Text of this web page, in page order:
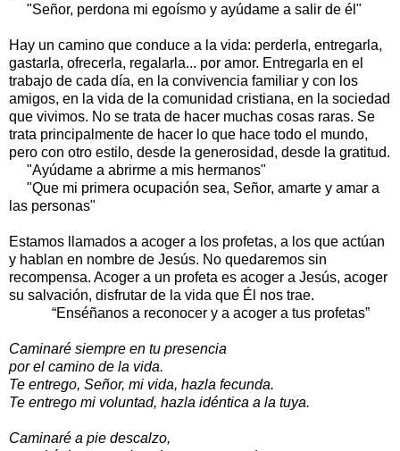
"Señor, perdona mi egoísmo y ayúdame a salir de él"
Hay un camino que conduce a la vida: perderla, entregarla,
gastarla, ofrecerla, regalarla... por amor. Entregarla en el
trabajo de cada día, en la convivencia familiar y con los
amigos, en la vida de la comunidad cristiana, en la sociedad
que vivimos. No se trata de hacer muchas cosas raras. Se
trata principalmente de hacer lo que hace todo el mundo,
pero con otro estilo, desde la generosidad, desde la gratitud.
"Ayúdame a abrirme a mis hermanos"
"Que mi primera ocupación sea, Señor, amarte y amar a
las personas"
Estamos llamados a acoger a los profetas, a los que actúan
y hablan en nombre de Jesús. No quedaremos sin
recompensa. Acoger a un profeta es acoger a Jesús, acoger
su salvación, disfrutar de la vida que Él nos trae.
“Enséñanos a reconocer y a acoger a tus profetas”
Caminaré siempre en tu presencia
por el camino de la vida.
Te entrego, Señor, mi vida, hazla fecunda.
Te entrego mi voluntad, hazla idéntica a la tuya.
Caminaré a pie descalzo,